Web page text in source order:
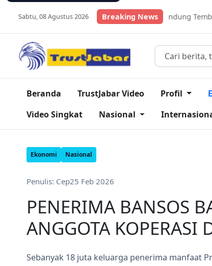
Sabtu, 08 Agustus 2026 Breaking News
Ikan Lele Kabupaten Bandung Tembus Pasar Global
Beranda TrustJabar Video Profil
Video Singkat
Nasional
Ekonomi Nasional
Penulis: Cep25 Feb 2026
PENERIMA BANSOS
ANGGOTA KOPERASI
Sebanyak 18 juta keluarga penerima manfaat